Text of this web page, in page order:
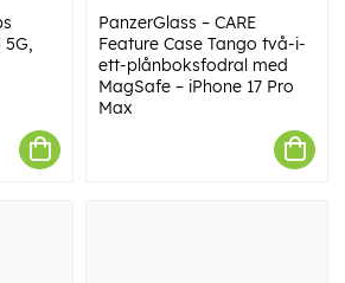
5G,
PanzerGlass – CARE
Feature Case Tango två-i-
ett-plånboksfodral med
MagSafe – iPhone 17 Pro
Max